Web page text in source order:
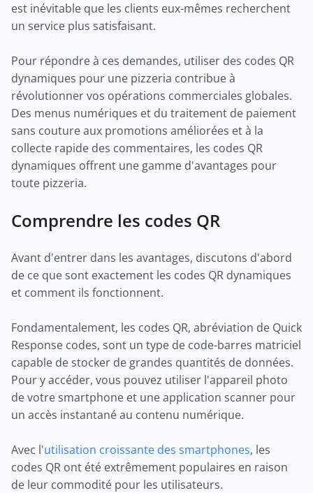
est inévitable que les clients eux-mêmes recherchent
un service plus satisfaisant.
Pour répondre à ces demandes, utiliser des codes QR
dynamiques pour une pizzeria contribue à
révolutionner vos opérations commerciales globales.
Des menus numériques et du traitement de paiement
sans couture aux promotions améliorées et à la
collecte rapide des commentaires, les codes QR
dynamiques offrent une gamme d'avantages pour
toute pizzeria.
Comprendre les codes QR
Avant d'entrer dans les avantages, discutons d'abord
de ce que sont exactement les codes QR dynamiques
et comment ils fonctionnent.
Fondamentalement, les codes QR, abréviation de Quick
Response codes, sont un type de code-barres matriciel
capable de stocker de grandes quantités de données.
Pour y accéder, vous pouvez utiliser l'appareil photo
de votre smartphone et une application scanner pour
un accès instantané au contenu numérique.
Avec l'utilisation croissante des smartphones, les
codes QR ont été extrêmement populaires en raison
de leur commodité pour les utilisateurs.